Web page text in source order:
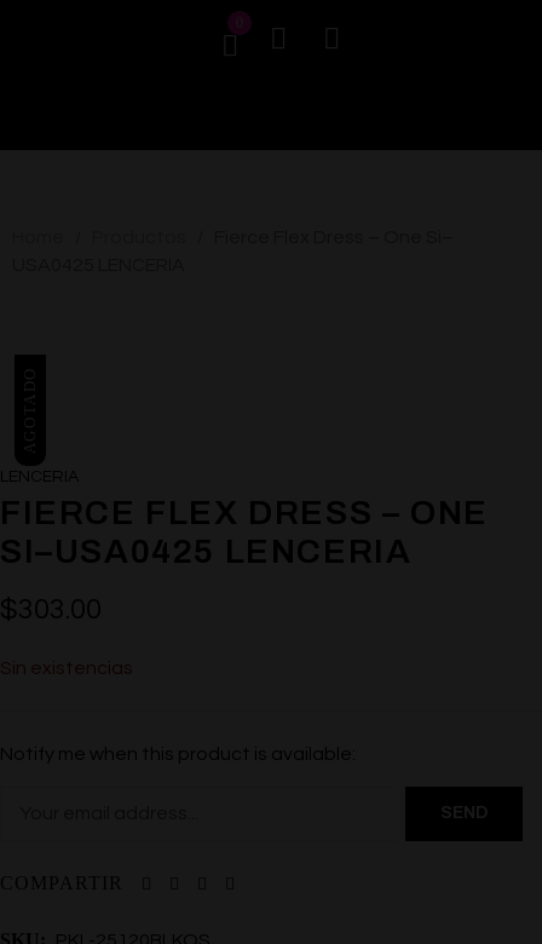
AGOTADO
LENCERIA
FIERCE FLEX DRESS – ONE
SI–USA0425 LENCERIA
$303.00
Sin existencias
Notify me when this product is available:
COMPARTIR
SKU: